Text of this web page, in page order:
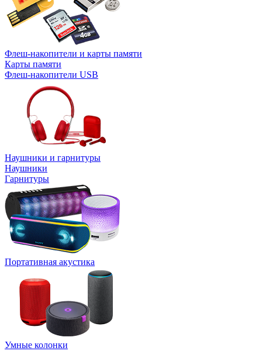
Флеш-накопители и карты памяти
Карты памяти
Флеш-накопители USB
Наушники и гарнитуры
Наушники
Гарнитуры
Портативная акустика
Умные колонки